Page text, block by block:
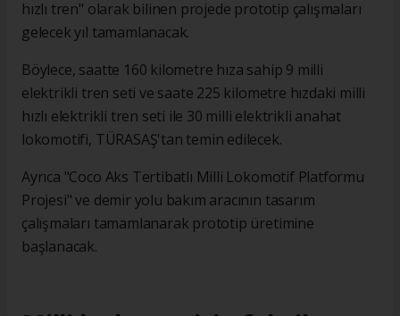
hızlı tren" olarak bilinen projede prototip çalışmaları
gelecek yıl tamamlanacak.
Böylece, saatte 160 kilometre hıza sahip 9 milli
elektrikli tren seti ve saate 225 kilometre hızdaki milli
hızlı elektrikli tren seti ile 30 milli elektrikli anahat
lokomotifi, TÜRASAŞ'tan temin edilecek.
Ayrıca "Coco Aks Tertibatlı Milli Lokomotif Platformu
Projesi" ve demir yolu bakım aracının tasarım
çalışmaları tamamlanarak prototip üretimine
başlanacak.